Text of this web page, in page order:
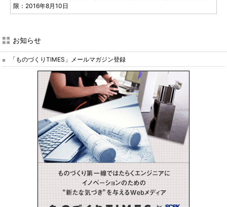
限：2016年8月10日
お知らせ
「ものづくりTIMES」メールマガジン登録